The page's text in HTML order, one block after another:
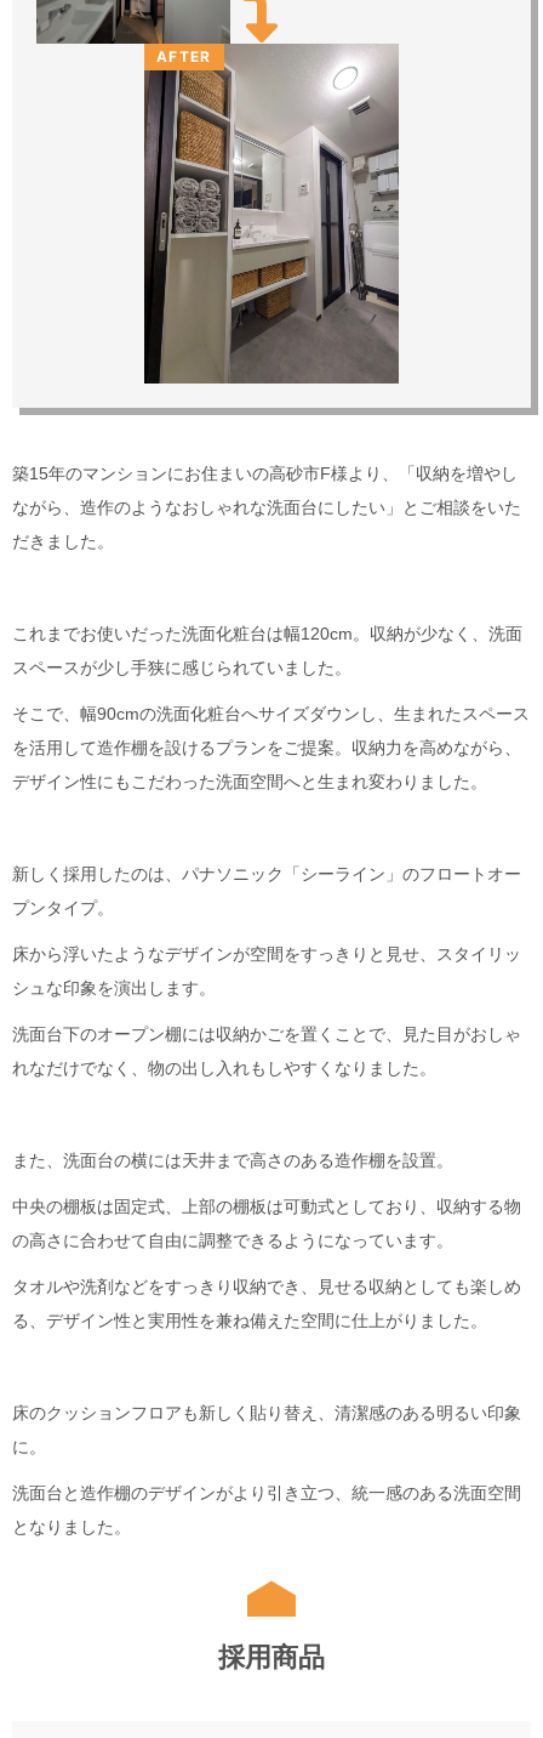
AFTER
築15年のマンションにお住まいの高砂市F様より、「収納を増やし
ながら、造作のようなおしゃれな洗面台にしたい」とご相談をいた
だきました。
これまでお使いだった洗面化粧台は幅120cm。収納が少なく、洗面
スペースが少し手狭に感じられていました。
そこで、幅90cmの洗面化粧台へサイズダウンし、生まれたスペース
を活用して造作棚を設けるプランをご提案。収納力を高めながら、
デザイン性にもこだわった洗面空間へと生まれ変わりました。
新しく採用したのは、パナソニック「シーライン」のフロートオー
プンタイプ。
床から浮いたようなデザインが空間をすっきりと見せ、スタイリッ
シュな印象を演出します。
洗面台下のオープン棚には収納かごを置くことで、見た目がおしゃ
れなだけでなく、物の出し入れもしやすくなりました。
また、洗面台の横には天井まで高さのある造作棚を設置。
中央の棚板は固定式、上部の棚板は可動式としており、収納する物
の高さに合わせて自由に調整できるようになっています。
タオルや洗剤などをすっきり収納でき、見せる収納としても楽しめ
る、デザイン性と実用性を兼ね備えた空間に仕上がりました。
床のクッションフロアも新しく貼り替え、清潔感のある明るい印象
に。
洗面台と造作棚のデザインがより引き立つ、統一感のある洗面空間
となりました。
採用商品